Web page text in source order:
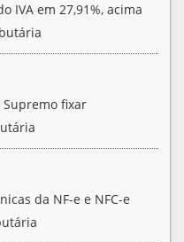
IVA em 27,91%, acima
fixar
da NF-e e NFC-e